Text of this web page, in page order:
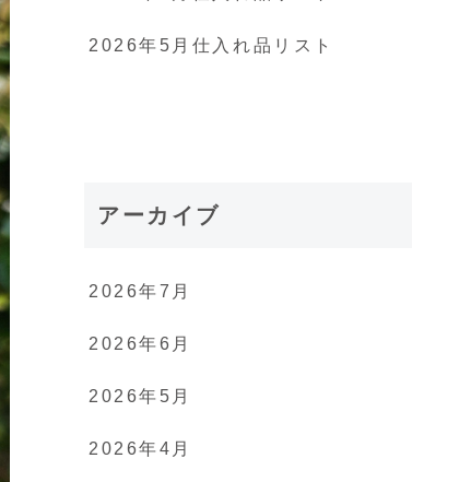
2026年5月仕入れ品リスト
アーカイブ
2026年7月
2026年6月
2026年5月
2026年4月